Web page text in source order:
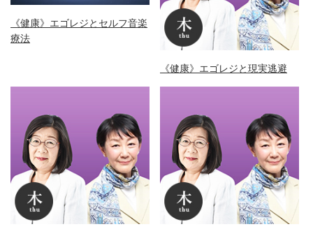
《健康》エゴレジとセルフ音楽
療法
《健康》エゴレジと現実逃避